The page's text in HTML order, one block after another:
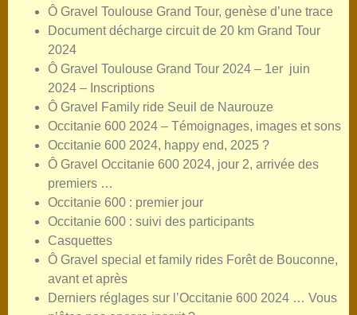
Ô Gravel Toulouse Grand Tour, genèse d’une trace
Document décharge circuit de 20 km Grand Tour
2024
Ô Gravel Toulouse Grand Tour 2024 – 1er juin
2024 – Inscriptions
Ô Gravel Family ride Seuil de Naurouze
Occitanie 600 2024 – Témoignages, images et sons
Occitanie 600 2024, happy end, 2025 ?
Ô Gravel Occitanie 600 2024, jour 2, arrivée des
premiers …
Occitanie 600 : premier jour
Occitanie 600 : suivi des participants
Casquettes
Ô Gravel special et family rides Forêt de Bouconne,
avant et après
Derniers réglages sur l’Occitanie 600 2024 … Vous